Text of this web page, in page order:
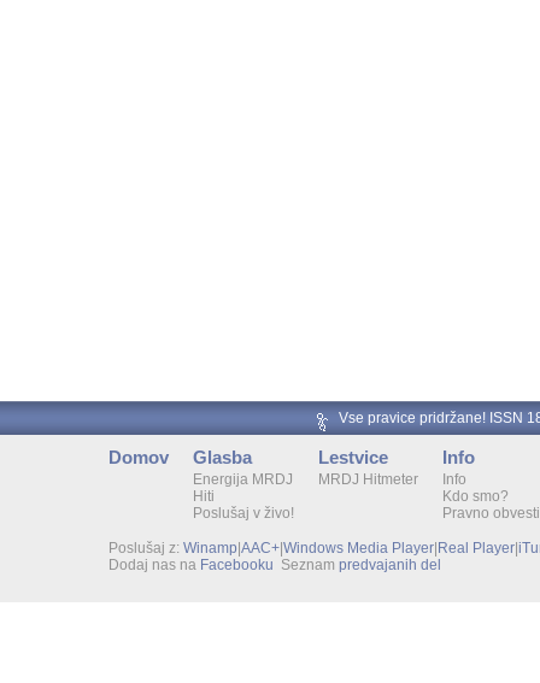
Vse pravice pridržane! ISSN
Domov Glasba
Energija MRDJ
Hiti
Poslušaj v živo!
Lestvice
MRDJ Hitmeter
Info
Info
Kdo smo?
Pravno
Poslušaj z: Winamp AAC+ Windows Media Player Real Player
Dodaj nas na Facebooku Seznam predvajanih del